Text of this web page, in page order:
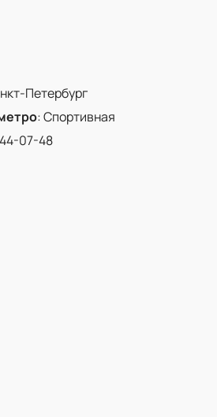
Петербург
:Спортивная
07-48